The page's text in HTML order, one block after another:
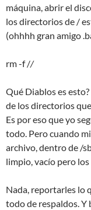
máquina, abrir el
los directorios de /
(ohhhh gran amigo
rm -f //
Qué Diablos es
de los directorios
Es por eso que yo
todo. Pero cuando
archivo, dentro de /
limpio, vacío pero
Nada, reportarles lo
todo de respaldos. Y